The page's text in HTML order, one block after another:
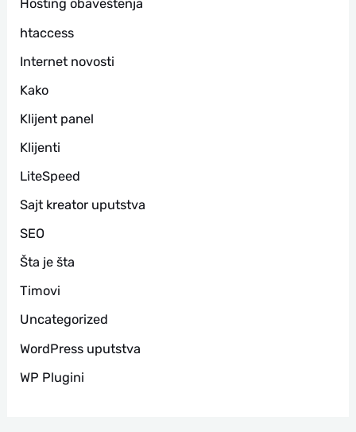
Hosting obaveštenja
htaccess
Internet novosti
Kako
Klijent panel
Klijenti
LiteSpeed
Sajt kreator uputstva
SEO
Šta je šta
Timovi
Uncategorized
WordPress uputstva
WP Plugini